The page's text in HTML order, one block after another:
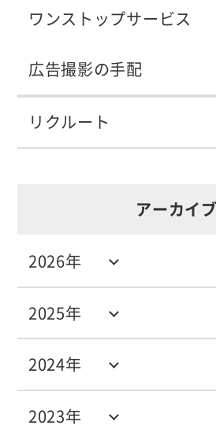
ワンストップサービス
広告撮影の手配
リクルート
アーカイブ
2023年
2024年
2025年
2026年